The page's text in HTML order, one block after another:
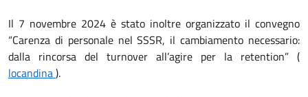
Il 7 novembre 2024 è stato inoltre organizzato il convegno
“Carenza di personale nel SSSR, il cambiamento necessario:
dalla rincorsa del turnover all’agire per la retention” (
locandina).